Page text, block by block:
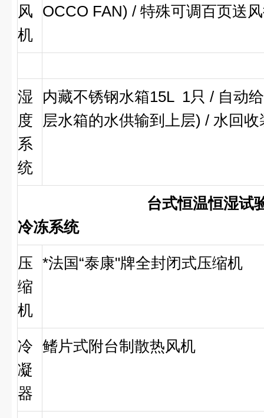
风
机
OCCO FAN) / 特殊可调百页送
湿
度
系
统
内藏不锈钢水箱15L 1只 / 自动
层水箱的水供输到上层) / 水回
台式恒温恒湿试
冷冻系统
压
缩
机
*法国“泰康"牌全封闭式压缩机
冷
凝
器
鳍片式附台制散热风机